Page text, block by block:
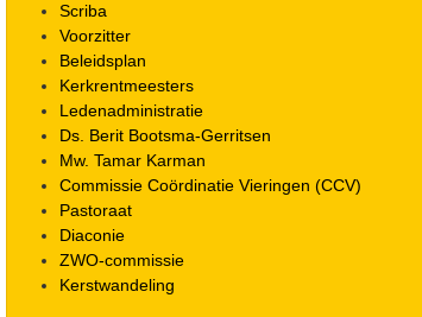
Scriba
Voorzitter
Beleidsplan
Kerkrentmeesters
Ledenadministratie
Ds. Berit Bootsma-Gerritsen
Mw. Tamar Karman
Commissie Coördinatie Vieringen (CCV)
Pastoraat
Diaconie
ZWO-commissie
Kerstwandeling